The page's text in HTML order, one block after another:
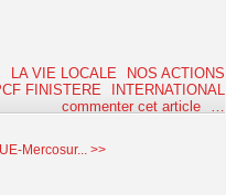
LA VIE LOCALE
NOS ACTIONS
FINISTERE
INTERNATIONAL
commenter cet article
…
Mercosur... >>